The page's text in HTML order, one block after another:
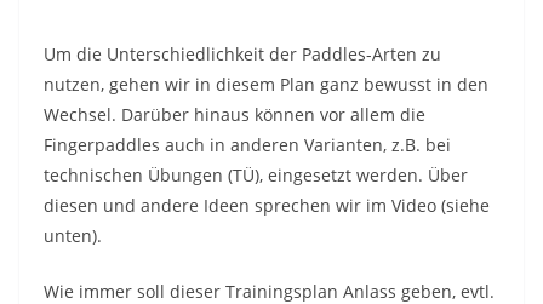
Um die Unterschiedlichkeit der Paddles-Arten zu
nutzen, gehen wir in diesem Plan ganz bewusst in den
Wechsel. Darüber hinaus können vor allem die
Fingerpaddles auch in anderen Varianten, z.B. bei
technischen Übungen (TÜ), eingesetzt werden. Über
diesen und andere Ideen sprechen wir im Video (siehe
unten).
Wie immer soll dieser Trainingsplan Anlass geben, evtl.